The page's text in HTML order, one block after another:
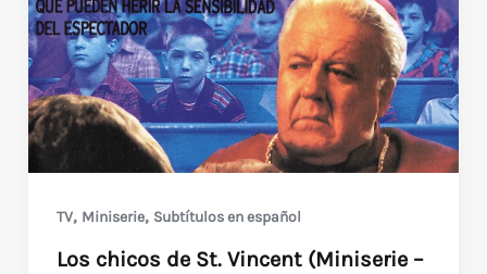
Vaticano
(1982)
raro
thriller
italiano
en
TV, Miniserie, Subtítulos en español
Los chicos de St. Vincent (Miniserie –